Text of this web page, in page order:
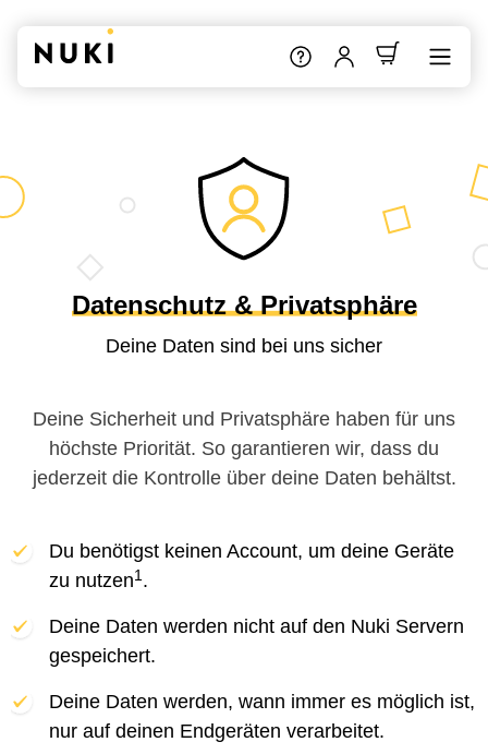
Datenschutz & Privatsphäre
Deine Daten sind bei uns sicher
Deine Sicherheit und Privatsphäre haben für uns
höchste Priorität. So garantieren wir, dass du
jederzeit die Kontrolle über deine Daten behältst.
Du benötigst keinen Account, um deine Geräte
zu nutzen1 .
Deine Daten werden nicht auf den Nuki Servern
gespeichert.
Deine Daten werden, wann immer es möglich ist,
nur auf deinen Endgeräten verarbeitet.